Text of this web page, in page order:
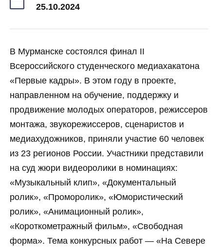
25.10.2024
В Мурманске состоялся финал II
Всероссийского студенческого медиахакатона
«Первые кадры». В этом году в проекте,
направленном на обучение, поддержку и
продвижение молодых операторов, режиссеров
монтажа, звукорежиссеров, сценаристов и
медиахудожников, приняли участие 60 человек
из 23 регионов России. Участники представили
на суд жюри видеоролики в номинациях:
«Музыкальный клип», «Документальный
ролик», «Проморолик», «Юмористический
ролик», «Анимационный ролик»,
«Короткометражный фильм», «Свободная
форма». Тема конкурсных работ — «На Севере